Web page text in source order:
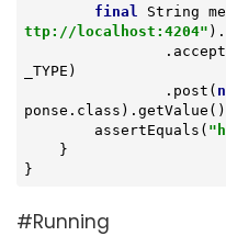
final String
ttp://localhost:4204"
_TYPE)
                .post(
        assertEquals(
}
#Running